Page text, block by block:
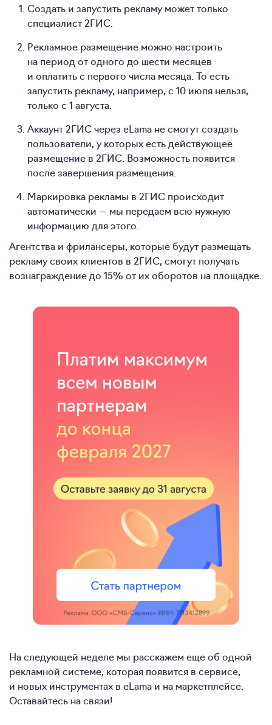
Создать и запустить рекламу может только
специалист 2ГИС.
Рекламное размещение можно настроить
на период от одного до шести месяцев
и оплатить с первого числа месяца. То есть
запустить рекламу, например, с 10 июля нельзя,
только с 1 августа.
Аккаунт 2ГИС через eLama не смогут создать
пользователи, у которых есть действующее
размещение в 2ГИС. Возможность появится
после завершения размещения.
Маркировка рекламы в 2ГИС происходит
автоматически — мы передаем всю нужную
информацию для этого.
Агентства и фрилансеры, которые будут размещать
рекламу своих клиентов в 2ГИС, смогут получать
вознаграждение до 15% от их оборотов на площадке.
На следующей неделе мы расскажем еще об одной
рекламной системе, которая появится в сервисе,
и новых инструментах в eLama и на маркетплейсе.
Оставайтесь на связи!